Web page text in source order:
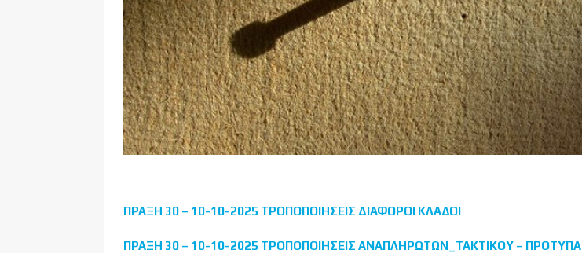
ΠΡΑΞΗ 30 – 10-10-2025 ΤΡΟΠΟΠΟΙΗΣΕΙΣ ΔΙΑΦΟΡΟΙ ΚΛΑΔΟΙ
ΠΡΑΞΗ 30 – 10-10-2025 ΤΡΟΠΟΠΟΙΗΣΕΙΣ ΑΝΑΠΛΗΡΩΤΩΝ_ΤΑΚΤΙΚΟΥ – ΠΡΟΤΥΠΑ